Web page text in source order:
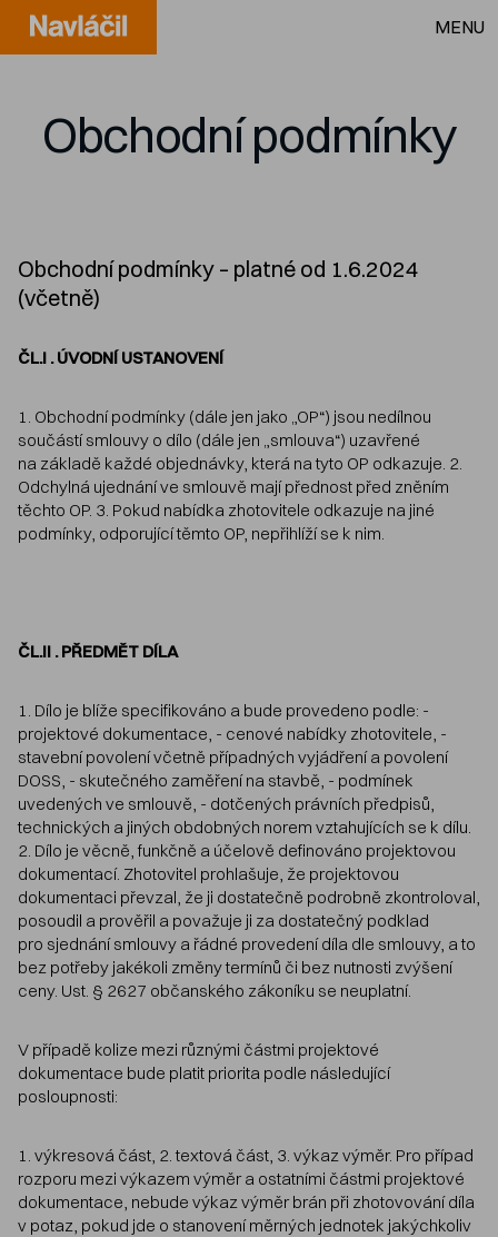
MENU
Obchodní podmínky
Obchodní podmínky – platné od 1.6.2024
(včetně)
ČL.I . ÚVODNÍ USTANOVENÍ
1. Obchodní podmínky (dále jen jako „OP“) jsou nedílnou
součástí smlouvy o dílo (dále jen „smlouva“) uzavřené
na základě každé objednávky, která na tyto OP odkazuje. 2.
Odchylná ujednání ve smlouvě mají přednost před zněním
těchto OP. 3. Pokud nabídka zhotovitele odkazuje na jiné
podmínky, odporující těmto OP, nepřihlíží se k nim.
ČL.II . PŘEDMĚT DÍLA
1. Dílo je blíže specifikováno a bude provedeno podle: -
projektové dokumentace, - cenové nabídky zhotovitele, -
stavební povolení včetně případných vyjádření a povolení
DOSS, - skutečného zaměření na stavbě, - podmínek
uvedených ve smlouvě, - dotčených právních předpisů,
technických a jiných obdobných norem vztahujících se k dílu.
2. Dílo je věcně, funkčně a účelově definováno projektovou
dokumentací. Zhotovitel prohlašuje, že projektovou
dokumentaci převzal, že ji dostatečně podrobně zkontroloval,
posoudil a prověřil a považuje ji za dostatečný podklad
pro sjednání smlouvy a řádné provedení díla dle smlouvy, a to
bez potřeby jakékoli změny termínů či bez nutnosti zvýšení
ceny. Ust. § 2627 občanského zákoníku se neuplatní.
V případě kolize mezi různými částmi projektové
dokumentace bude platit priorita podle následující
posloupnosti:
1. výkresová část, 2. textová část, 3. výkaz výměr. Pro případ
rozporu mezi výkazem výměr a ostatními částmi projektové
dokumentace, nebude výkaz výměr brán při zhotovování díla
v potaz, pokud jde o stanovení měrných jednotek jakýchkoliv